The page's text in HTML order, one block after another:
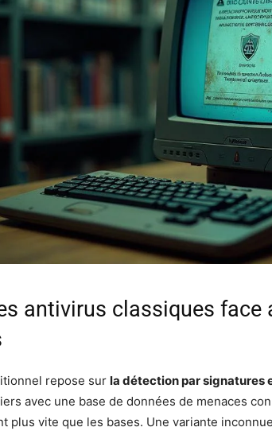
antivirus classiques face
repose sur la détection par signatures
avec une base de données de menaces
plus vite que les bases. Une variante